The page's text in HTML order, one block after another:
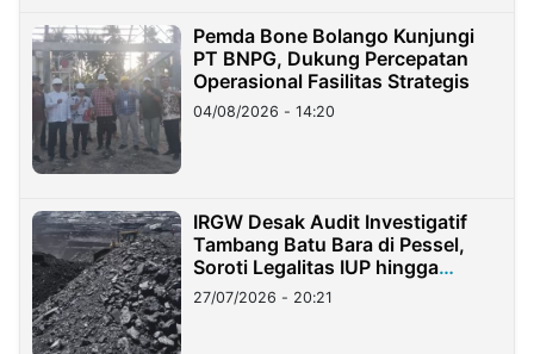
Pemda Bone Bolango Kunjungi
PT BNPG, Dukung Percepatan
Operasional Fasilitas Strategis
04/08/2026 - 14:20
IRGW Desak Audit Investigatif
Tambang Batu Bara di Pessel,
Soroti Legalitas IUP hingga
Stockpile
27/07/2026 - 20:21